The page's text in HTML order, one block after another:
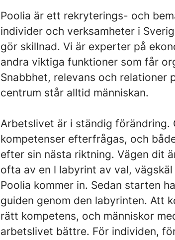
Poolia är ett rekryterings- och
individer och verksamheter i
gör skillnad. Vi är experter på
andra viktiga funktioner som får
Snabbhet, relevans och relationer
centrum står alltid människan.
Arbetslivet är i ständig förändring.
kompetenser efterfrågas, och
efter sin nästa riktning. Vägen dit
ofta av en l labyrint av val,
Poolia kommer in. Sedan starten
guiden genom den labyrinten. Att
rätt kompetens, och människor
arbetslivet bättre. För individen,